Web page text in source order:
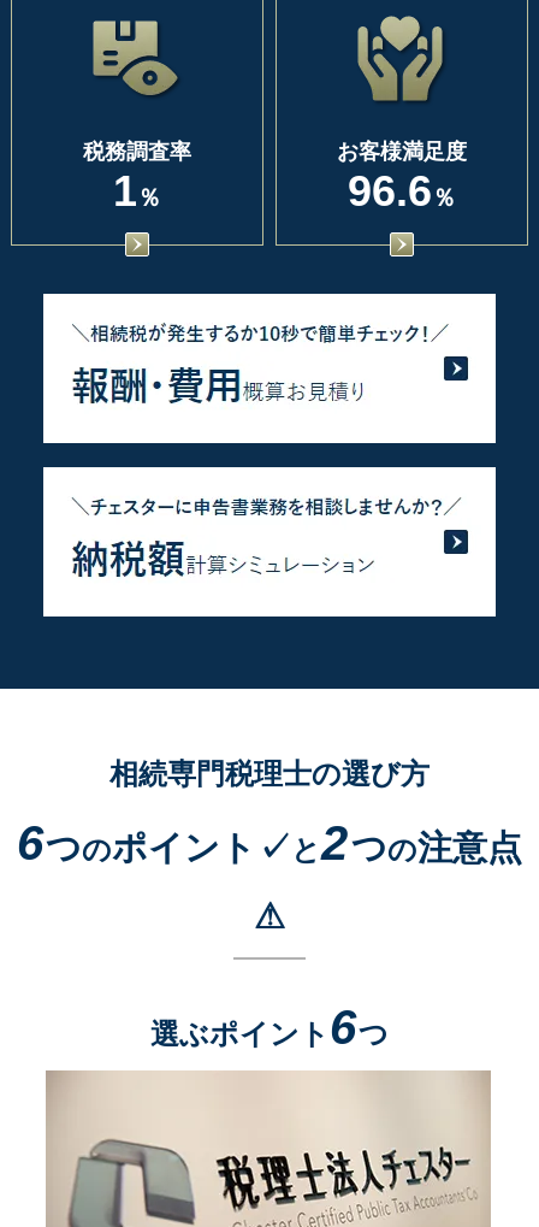
税務調査率
1 ％
お客様満足度
96.6 ％
相続専門税理士の選び方
6つのポイント✓ と2つの注意点
⚠
選ぶポイント 6つ